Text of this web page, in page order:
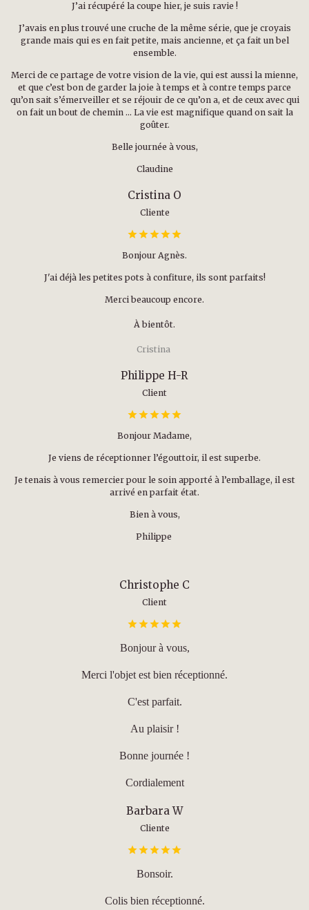
J’ai récupéré la coupe hier, je suis ravie !
J’avais en plus trouvé une cruche de la même série, que je croyais
grande mais qui es en fait petite, mais ancienne, et ça fait un bel
ensemble.
Merci de ce partage de votre vision de la vie, qui est aussi la mienne,
et que c’est bon de garder la joie à temps et à contre temps parce
qu’on sait s’émerveiller et se réjouir de ce qu’on a, et de ceux avec qui
on fait un bout de chemin … La vie est magnifique quand on sait la
goûter.
Belle journée à vous,
Claudine
Cristina O
Cliente
Bonjour Agnès.
J'ai déjà les petites pots à confiture, ils sont parfaits!
Merci beaucoup encore.
À bientôt.
Cristina
Philippe H-R
Client
Bonjour Madame,
Je viens de réceptionner l’égouttoir, il est superbe.
Je tenais à vous remercier pour le soin apporté à l’emballage, il est
arrivé en parfait état.
Bien à vous,
Philippe
Christophe C
Client
Bonjour à vous,
Merci l'objet est bien réceptionné.
C'est parfait.
Au plaisir !
Bonne journée !
Cordialement
Barbara W
Cliente
Bonsoir.
Colis bien réceptionné.